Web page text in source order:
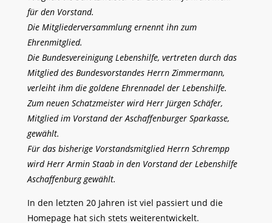
für den Vorstand.
Die Mitgliederversammlung ernennt ihn zum
Ehrenmitglied.
Die Bundesvereinigung Lebenshilfe, vertreten durch das
Mitglied des Bundesvorstandes Herrn Zimmermann,
verleiht ihm die goldene Ehrennadel der Lebenshilfe.
Zum neuen Schatzmeister wird Herr Jürgen Schäfer,
Mitglied im Vorstand der Aschaffenburger Sparkasse,
gewählt.
Für das bisherige Vorstandsmitglied Herrn Schrempp
wird Herr Armin Staab in den Vorstand der Lebenshilfe
Aschaffenburg gewählt.
In den letzten 20 Jahren ist viel passiert und die
Homepage hat sich stets weiterentwickelt.